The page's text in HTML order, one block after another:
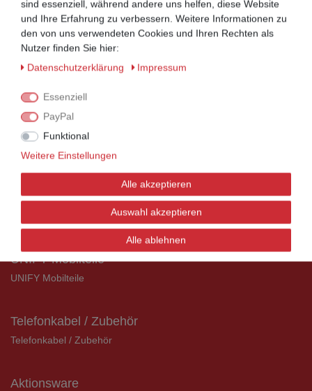
Rechnungskauf auf Anfrage möglich
Kauf auf Rechnung nach
vorheriger Absprache möglich.
Behörden, Banken, Firmen, Bestandskunden,
öffentliche & staatliche Einrichtungen, Schulen,
Universitäten und Institute können bei uns auf
Rechnung bestellen.
Nehmen Sie dazu einfach telefonisch oder per
Email Kontakt mit uns auf.
UNIFY Mobilteile
UNIFY Mobilteile
Telefonkabel / Zubehör
Telefonkabel / Zubehör
Aktionsware
sind essenziell, während andere uns helfen, diese Website
und Ihre Erfahrung zu verbessern. Weitere Informationen zu
den von uns verwendeten Cookies und Ihren Rechten als
Nutzer finden Sie hier:
Daten­schutz­erklärung
Impressum
Essenziell
PayPal
Funktional
Weitere Einstellungen
Alle akzeptieren
Auswahl akzeptieren
Alle ablehnen